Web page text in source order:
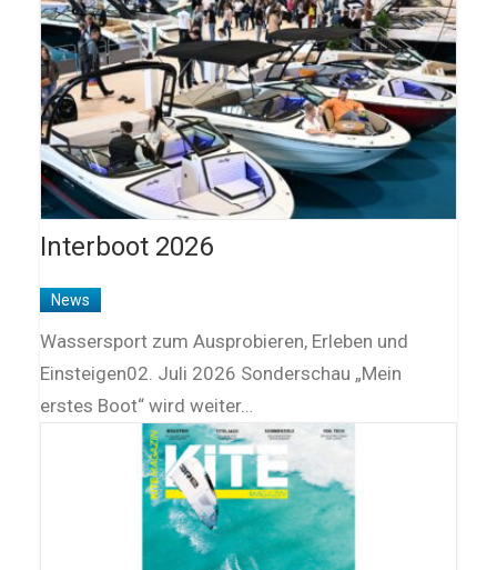
Interboot 2026
News
Wassersport zum Ausprobieren, Erleben und
Einsteigen02. Juli 2026 Sonderschau „Mein
erstes Boot“ wird weiter…